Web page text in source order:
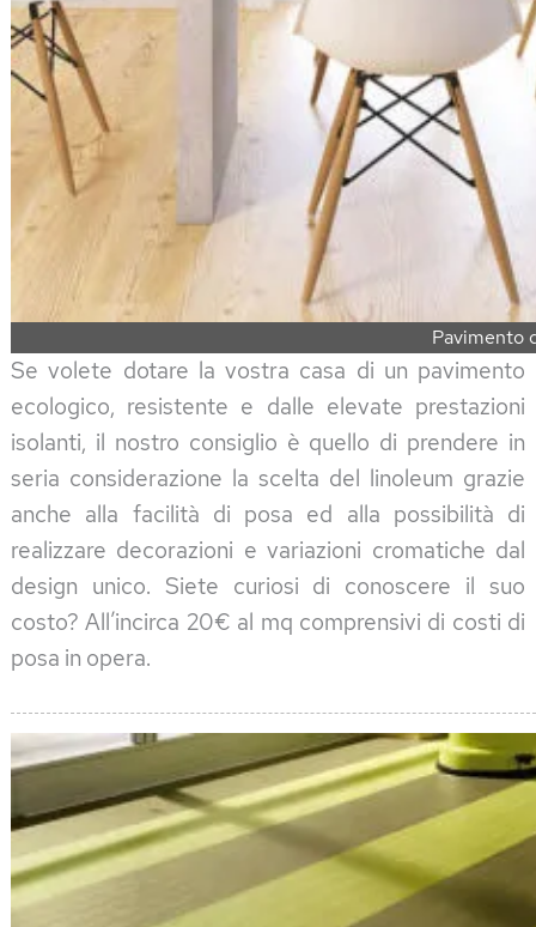
Pavimento
Se volete dotare la vostra casa di un pavimento
ecologico, resistente e dalle elevate prestazioni
isolanti, il nostro consiglio è quello di prendere in
seria considerazione la scelta del linoleum grazie
anche alla facilità di posa ed alla possibilità di
realizzare decorazioni e variazioni cromatiche dal
design unico. Siete curiosi di conoscere il suo
costo? All’incirca 20€ al mq comprensivi di costi di
posa in opera.